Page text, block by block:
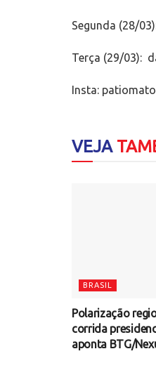
Segunda (28/
Terça (29/03):
Insta:
VEJA
BRASIL
Polarização
corrida
aponta BTG/